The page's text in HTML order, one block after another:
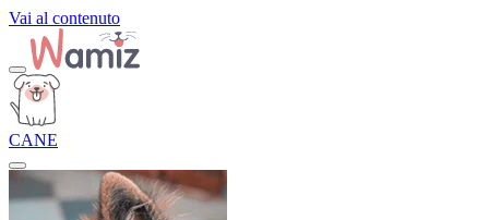
Vai al contenuto
CANE